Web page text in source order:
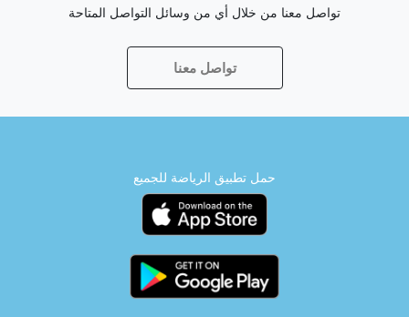
تواصل معنا من خلال أي من وسائل التواصل المتاحة
تواصل معنا
حمل تطبيق الرياضة للجميع